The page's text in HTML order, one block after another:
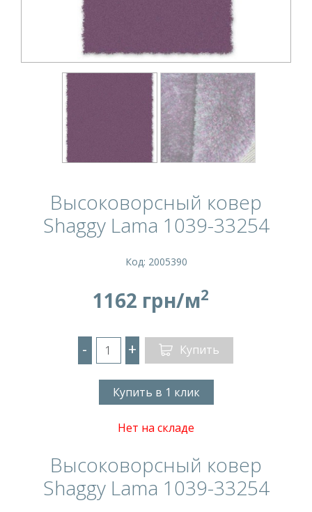
Высоковорсный ковер
Shaggy Lama 1039-33254
Код: 2005390
1162 грн/м2
- + Купить
Купить в 1 клик
Нет на складе
Высоковорсный ковер
Shaggy Lama 1039-33254